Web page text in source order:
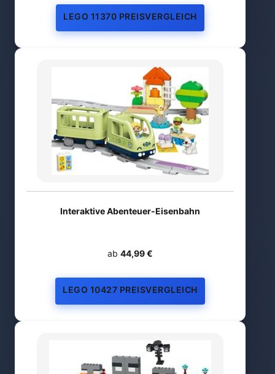
LEGO 11370 PREISVERGLEICH
Interaktive Abenteuer-Eisenbahn
ab 44,99 €
LEGO 10427 PREISVERGLEICH